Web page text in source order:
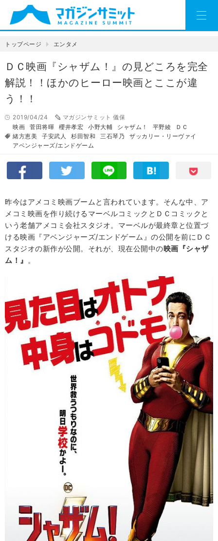
トップページ エンタメ
ＤＣ映画『シャザム！』の見どころを完全
解説！！ほかのヒーロー映画とここが違
う！！
2019/04/24
マガジンサミット 儀保
映画
菅田将暉 櫻井孝宏 小野大輔 シャザム！ 平野綾
ＤＣ
緒方恵美
子安武人 杉田智和 三石琴乃
ザッカリー・リーヴァイ
アベンジャーズ/エンドゲーム
昨今はアメコミ映画ブームと言われています。そんな中、ア
メコミ映画を作り続けるマーベルコミックとＤＣコミックと
いう老舗アメコミ会社スタジオ。マーベルが最終章と位置づ
ける映画『アベンジャーズ/エンドゲーム』の公開を前にＤＣ
スタジオの新作が公開。それが、現在公開中の映画『シャザ
ム！』 。